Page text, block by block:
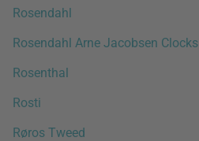
Rosendahl
Rosendahl Arne Jacobsen Clocks
Rosenthal
Rosti
Røros Tweed